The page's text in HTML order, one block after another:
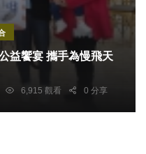
益饗宴 攜手為慢飛天
6,915 觀看 0 分享